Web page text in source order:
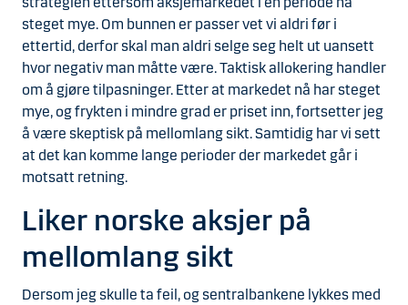
steget mye. Om bunnen er passer vet vi aldri før i
ettertid, derfor skal man aldri selge seg helt ut uansett
hvor negativ man måtte være. Taktisk allokering handler
om å gjøre tilpasninger. Etter at markedet nå har steget
mye, og frykten i mindre grad er priset inn, fortsetter jeg
å være skeptisk på mellomlang sikt. Samtidig har vi sett
at det kan komme lange perioder der markedet går i
motsatt retning.
Liker norske aksjer på
mellomlang sikt
Dersom jeg skulle ta feil, og sentralbankene lykkes med